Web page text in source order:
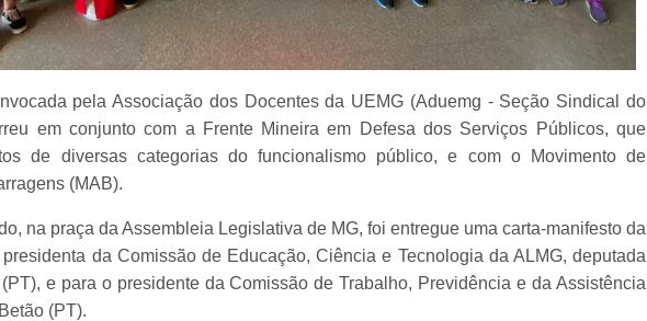
pela Associação dos Docentes da UEMG (Aduemg - Seção Sindical do
em conjunto com a Frente Mineira em Defesa dos Serviços Públicos, que
de diversas categorias do funcionalismo público, e com o Movimento de
(MAB).
na praça da Assembleia Legislativa de MG, foi entregue uma carta-manifesto da
da Comissão de Educação, Ciência e Tecnologia da ALMG, deputada
e para o presidente da Comissão de Trabalho, Previdência e da Assistência
(PT).